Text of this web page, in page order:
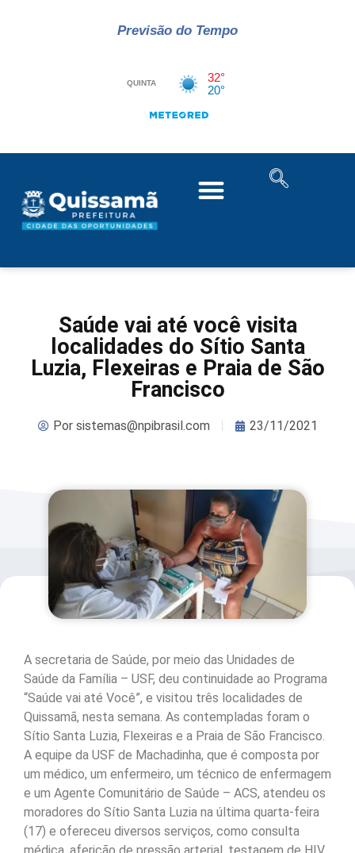
Previsão do Tempo
Saúde vai até você visita
localidades do Sítio Santa
Luzia, Flexeiras e Praia de São
Francisco
Porsistemas@npibrasil.com 23/11/2021
A secretaria de Saúde, por meio das Unidades de
Saúde da Família – USF, deu continuidade ao Programa
“Saúde vai até Você”, e visitou três localidades de
Quissamã, nesta semana. As contempladas foram o
Sítio Santa Luzia, Flexeiras e a Praia de São Francisco.
A equipe da USF de Machadinha, que é composta por
um médico, um enfermeiro, um técnico de enfermagem
e um Agente Comunitário de Saúde – ACS, atendeu os
moradores do Sítio Santa Luzia na última quarta-feira
(17) e ofereceu diversos serviços, como consulta